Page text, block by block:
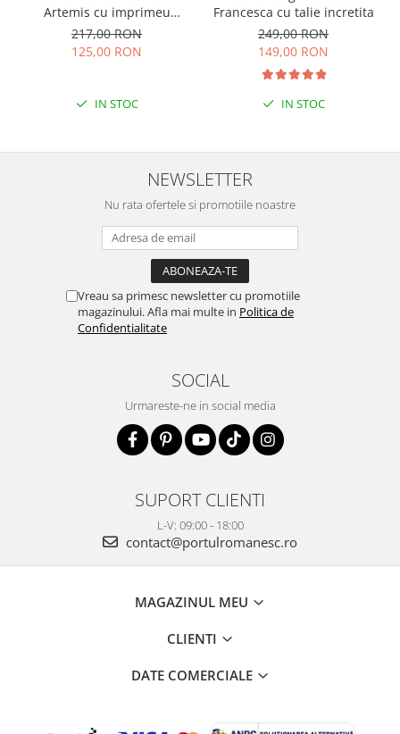
Artemis cu imprimeu
abstract si cordon in talie
217,00 RON
125,00 RON
IN STOC
Francesca cu talie incretita
249,00 RON
149,00 RON
IN STOC
NEWSLETTER
Nu rata ofertele si promotiile noastre
Vreau sa primesc newsletter cu promotiile
magazinului. Afla mai multe in Politica de
Confidentialitate
SOCIAL
Urmareste-ne in social media
SUPORT CLIENTI
L-V: 09:00 - 18:00
contact@portulromanesc.ro
MAGAZINUL MEU
CLIENTI
DATE COMERCIALE